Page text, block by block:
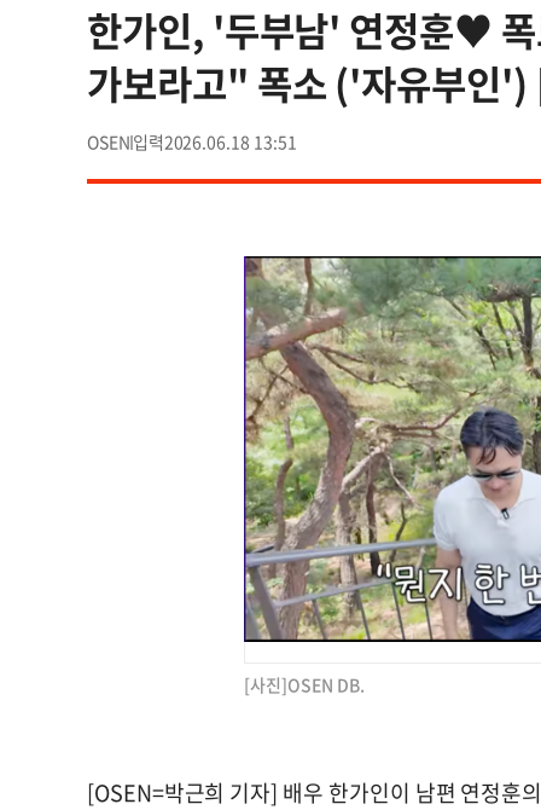
한가인, '두부남' 연정훈♥
가보라고" 폭소 ('자유부인')
OSEN 2026.06.18 13:51
[사진]OSEN DB.
[OSEN=박근희 기자] 배우 한가인이 남편 연정훈